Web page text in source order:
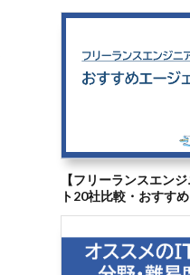
【フリーランスエン
ト20社比較・おすす